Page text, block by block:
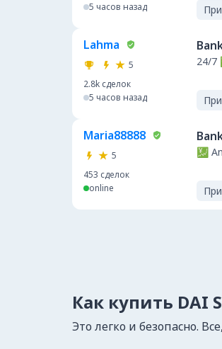
5 часов назад
Lahma
5
2.8k сделок
5 часов назад
24/7
Maria88888
5
453 сделок
online
💹
Как купить DAI
Это легко и безопасно.